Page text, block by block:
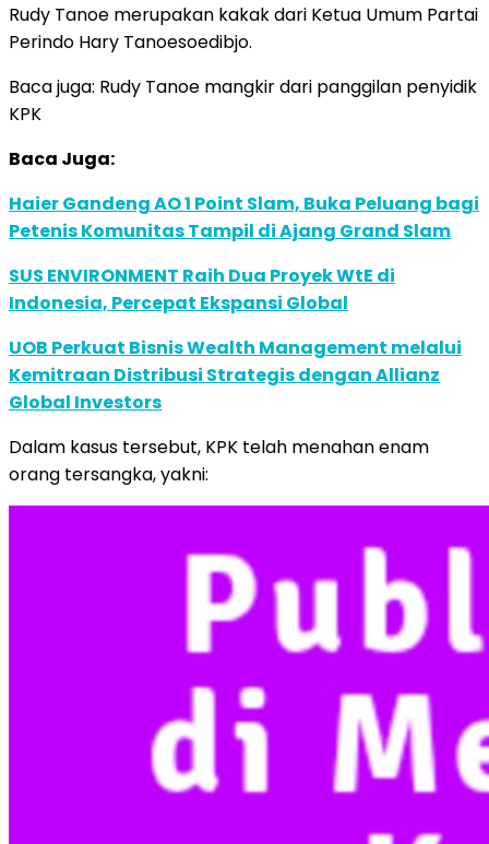
Rudy Tanoe merupakan kakak dari Ketua Umum Partai
Perindo Hary Tanoesoedibjo.
Baca juga: Rudy Tanoe mangkir dari panggilan penyidik
KPK
Baca Juga:
Haier Gandeng AO 1 Point Slam, Buka Peluang bagi
Petenis Komunitas Tampil di Ajang Grand Slam
SUS ENVIRONMENT Raih Dua Proyek WtE di
Indonesia, Percepat Ekspansi Global
UOB Perkuat Bisnis Wealth Management melalui
Kemitraan Distribusi Strategis dengan Allianz
Global Investors
Dalam kasus tersebut, KPK telah menahan enam
orang tersangka, yakni: